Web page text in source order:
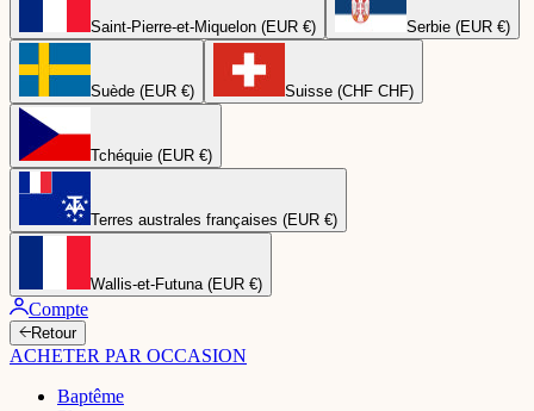
Saint-Pierre-et-Miquelon (EUR €) Serbie (EUR €)
Suède (EUR €) Suisse (CHF CHF)
Tchéquie (EUR €)
Terres australes françaises (EUR €)
Wallis-et-Futuna (EUR €)
Compte
Retour
ACHETER PAR OCCASION
Baptême